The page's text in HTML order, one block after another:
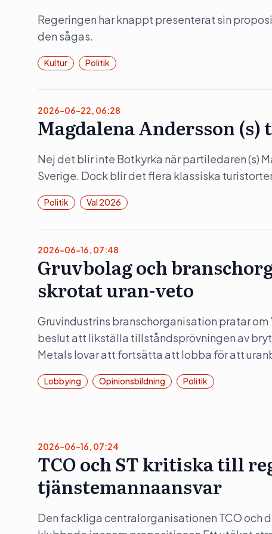
Regeringen har knappt presenterat sin
den sågas.
Kultur Politik
2026-06-22, 06:28
Magdalena Andersson
Nej det blir inte Botkyrka när partiledaren (s)
Sverige. Dock blir det flera klassiska
Politik Val 2026
2026-06-16, 07:48
Gruvbolag och
skrotat uran-veto
Gruvindustrins branschorganisation pratar
beslut att likställa tillståndsprövningen av
Metals lovar att fortsätta att lobba för att
Lobbying Opinionsbildning Politik
2026-06-16, 07:24
TCO och ST kritiska till
tjänstemannaansvar
Den fackliga centralorganisationen TCO och